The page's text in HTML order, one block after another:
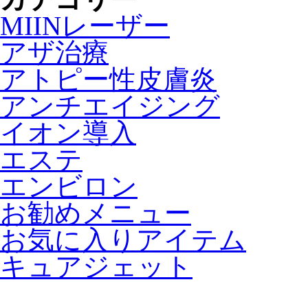
MIINレーザー
アザ治療
アトピー性皮膚炎
アンチエイジング
イオン導入
エステ
エンビロン
お勧めメニュー
お気に入りアイテム
キュアジェット